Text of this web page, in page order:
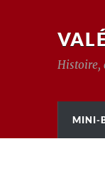
Histoire,
MINI-